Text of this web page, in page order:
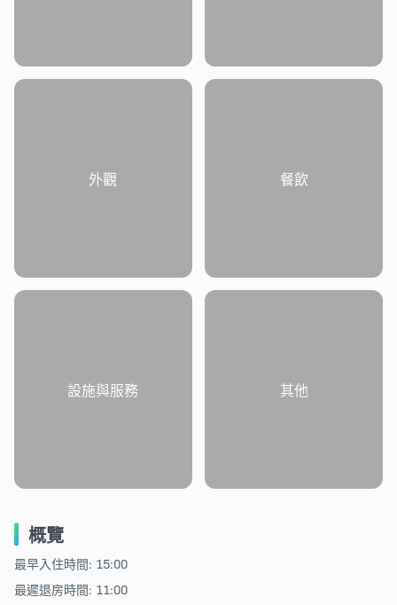
外觀 餐飲
設施與服務 其他
概覽
最早入住時間: 15:00
最遲退房時間: 11:00